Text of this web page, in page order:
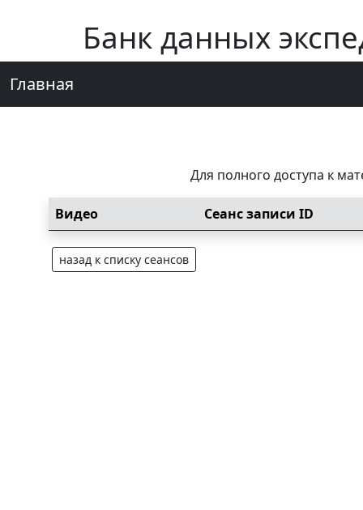
Банк данных
Главная
Для полного доступа к
Видео Сеанс записи ID
назад к списку сеансов